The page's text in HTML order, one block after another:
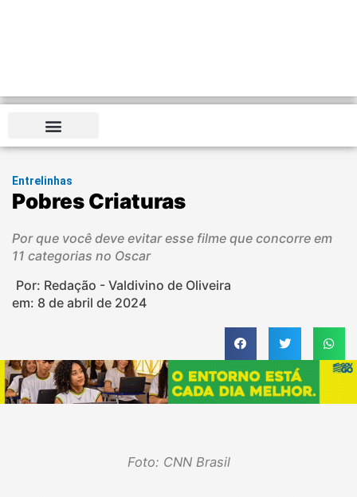
Entrelinhas
Pobres Criaturas
Por que você deve evitar esse filme que concorre em
11 categorias no Oscar
Por: Redação - Valdivino de Oliveira
em: 8 de abril de 2024
Foto: CNN Brasil